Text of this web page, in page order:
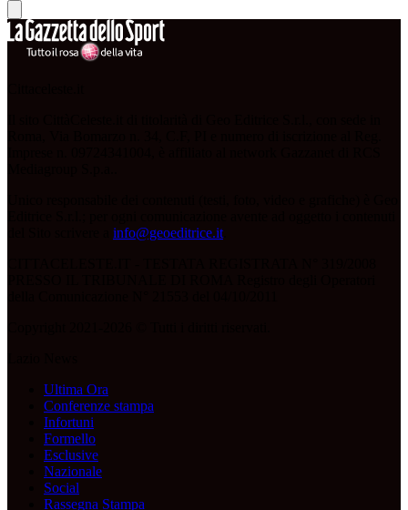
info@geoeditrice.it
Ultima Ora
Conferenze stampa
Infortuni
Formello
Esclusive
Nazionale
Social
Rassegna Stampa